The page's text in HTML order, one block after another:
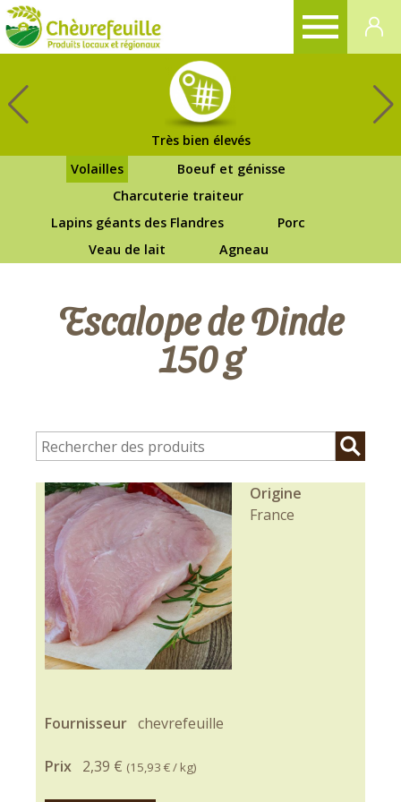
Très bien élevés
Volailles
Boeuf et génisse
Charcuterie traiteur
Lapins géants des Flandres
Porc
Veau de lait
Agneau
Escalope de Dinde
150 g
Origine
France
Fournisseur chevrefeuille
Prix 2,39 € (15,93 €/ kg)